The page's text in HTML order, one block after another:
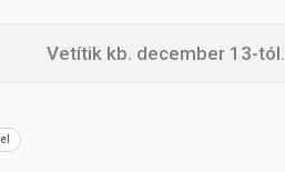
Vetítik kb. december 13-tól.